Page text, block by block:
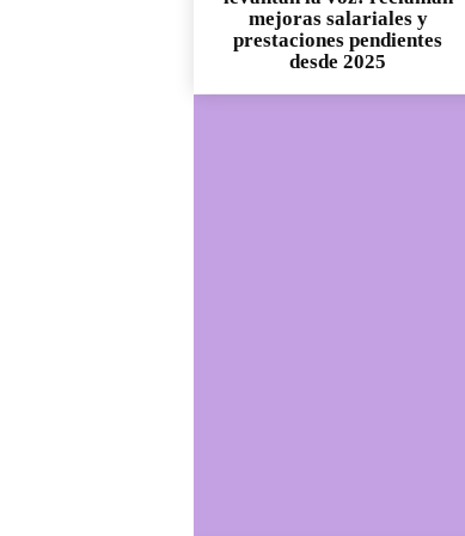
mejoras salariales y
prestaciones pendientes
desde 2025